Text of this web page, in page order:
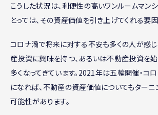
こうした状況は、利便性の高いワンルームマン
とっては、その資産価値を引き上げてくれる要
コロナ渦で将来に対する不安も多くの人が感じ
産投資に興味を持つ、あるいは不動産投資を
多くなってきています。2021年は五輪開催・コ
になれば、不動産の資産価値についてもターニ
可能性があります。